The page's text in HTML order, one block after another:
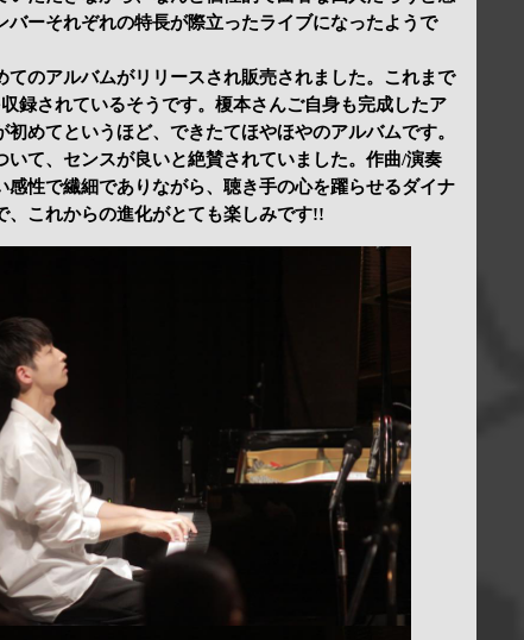
バーそれぞれの特長が際立ったライブになったようで
てのアルバムがリリースされ販売されました。これまで
録されているそうです。榎本さんご自身も完成したア
めてというほど、できたてほやほやのアルバムです。
いて、センスが良いと絶賛されていました。作曲/演奏
感性で繊細でありながら、聴き手の心を躍らせるダイナ
、これからの進化がとても楽しみです!!